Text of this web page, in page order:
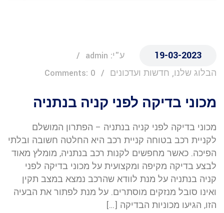
19-03-2023
ע"י: admin
הבלוג שלנו, חדשות ועדכונים
Comments: 0
מכוני בדיקה לפני קניה בנתניה
מכוני בדיקה לפני קניה בנתניה – הפתרון המושלם
לקניית רכב בטוחה קניית רכב היא החלטה חשובה ובלתי
הפיכה. כאשר מחפשים לקנות רכב בנתניה, מומלץ מאוד
לבצע בדיקה מקיפה ומקצועית על מכוני בדיקה לפני
קניה בנתניה על מנת לוודא שהרכב נמצא במצב תקין
ואינו סובל מנזקים מוסתרים. על מנת לפתור את הבעיה
הזו, הגיעו מכוניות הבדיקה […]